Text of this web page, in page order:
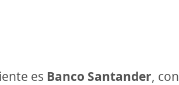
es Banco Santander, con